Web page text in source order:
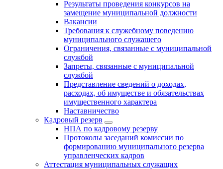
Результаты проведения конкурсов на
замещение муниципальной должности
Вакансии
Требования к служебному поведению
муниципального служащего
Ограничения, связанные с муниципальной
службой
Запреты, связанные с муниципальной
службой
Представление сведений о доходах,
расходах, об имуществе и обязательствах
имущественного характера
Наставничество
Кадровый резерв
НПА по кадровому резерву
Протоколы заседаний комиссии по
формированию муниципального резерва
управленческих кадров
Аттестация муниципальных служащих